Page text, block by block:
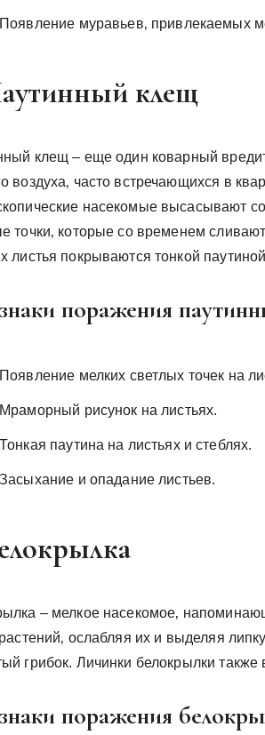
Появление муравьев‚ привлекаемых
клещ
клещ – еще один коварный
воздуха‚ часто встречающихся в
насекомые высасывают
точки‚ которые со временем
листья покрываются тонкой
поражения
Появление мелких светлых точек на
Мраморный рисунок на листьях.
Тонкая паутина на листьях и стеблях.
Засыхание и опадание листьев.
– мелкое насекомое‚
ослабляя их и выделяя
грибок. Личинки белокрылки также
поражения